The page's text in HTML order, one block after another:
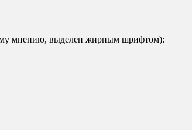
мнению, выделен жирным шрифтом):